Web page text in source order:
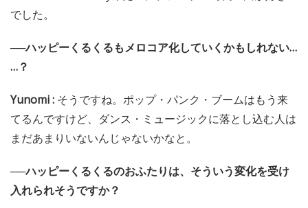
でした。
──ハッピーくるくるもメロコア化していくかもしれない…
…？
Yunomi : そうですね。ポップ・パンク・ブームはもう来
てるんですけど、ダンス・ミュージックに落とし込む人は
まだあまりいないんじゃないかなと。
──ハッピーくるくるのおふたりは、そういう変化を受け
入れられそうですか？